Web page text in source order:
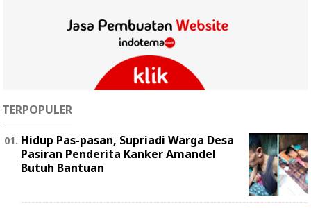
TERPOPULER
Hidup Pas-pasan, Supriadi Warga Desa
Pasiran Penderita Kanker Amandel
Butuh Bantuan